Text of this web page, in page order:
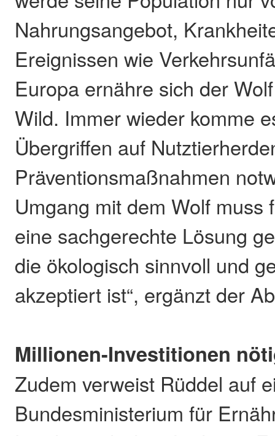
Nahrungsangebot,
Ereignissen wie
Europa ernähre sich der
Wild. Immer wieder komme
Übergriffen auf
Präventionsmaßnahmen
Umgang mit dem Wolf muss
eine sachgerechte Lösung
die ökologisch sinnvoll und
akzeptiert ist“, ergänzt der
Millionen-Investitionen
Zudem verweist Rüddel auf
Bundesministerium für